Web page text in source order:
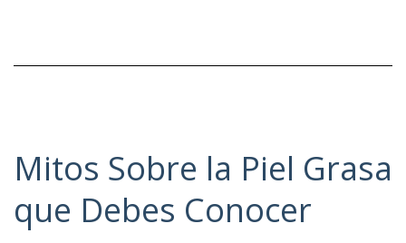
Mitos Sobre la Piel Grasa
que Debes Conocer